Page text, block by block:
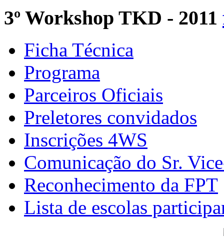
3º Workshop TKD - 2011
Ficha Técnica
Programa
Parceiros Oficiais
Preletores convidados
Inscrições 4WS
Comunicação do Sr.
Reconhecimento da FPT
Lista de escolas